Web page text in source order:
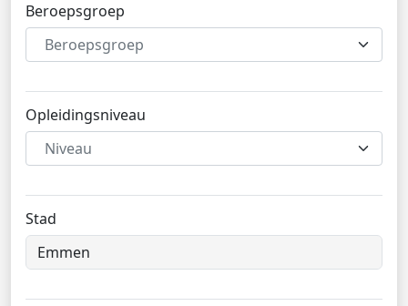
Beroepsgroep
Beroepsgroep
Opleidingsniveau
Niveau
Stad